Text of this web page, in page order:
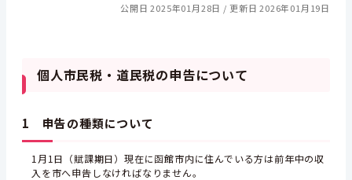
公開日 2025年01月28日 更新日 2026年01月19日
個人市民税・道民税の申告について
1 申告の種類について
1月1日（賦課期日）現在に函館市内に住んでいる方は前年中の収
入を市へ申告しなければなりません。